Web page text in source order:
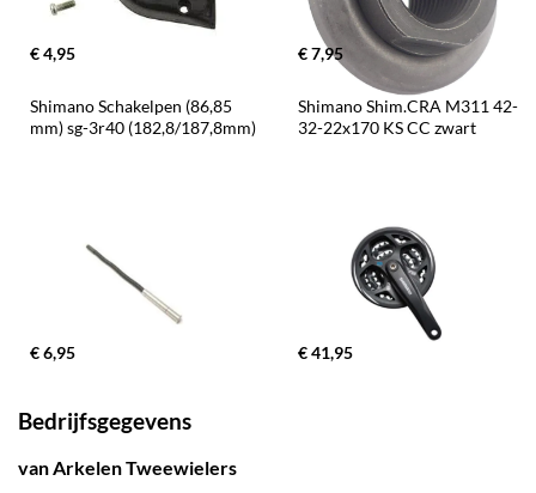
€ 4,95 € 7,95
Shimano Schakelpen (86,85
mm) sg-3r40 (182,8/187,8mm)
€ 6,95
Shimano Shim.CRA M311 42-
32-22x170 KS CC zwart
€ 41,95
Bedrijfsgegevens
van Arkelen Tweewielers